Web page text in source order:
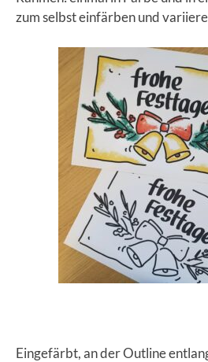
zum selbst einfärben und
Eingefärbt, an der Outline